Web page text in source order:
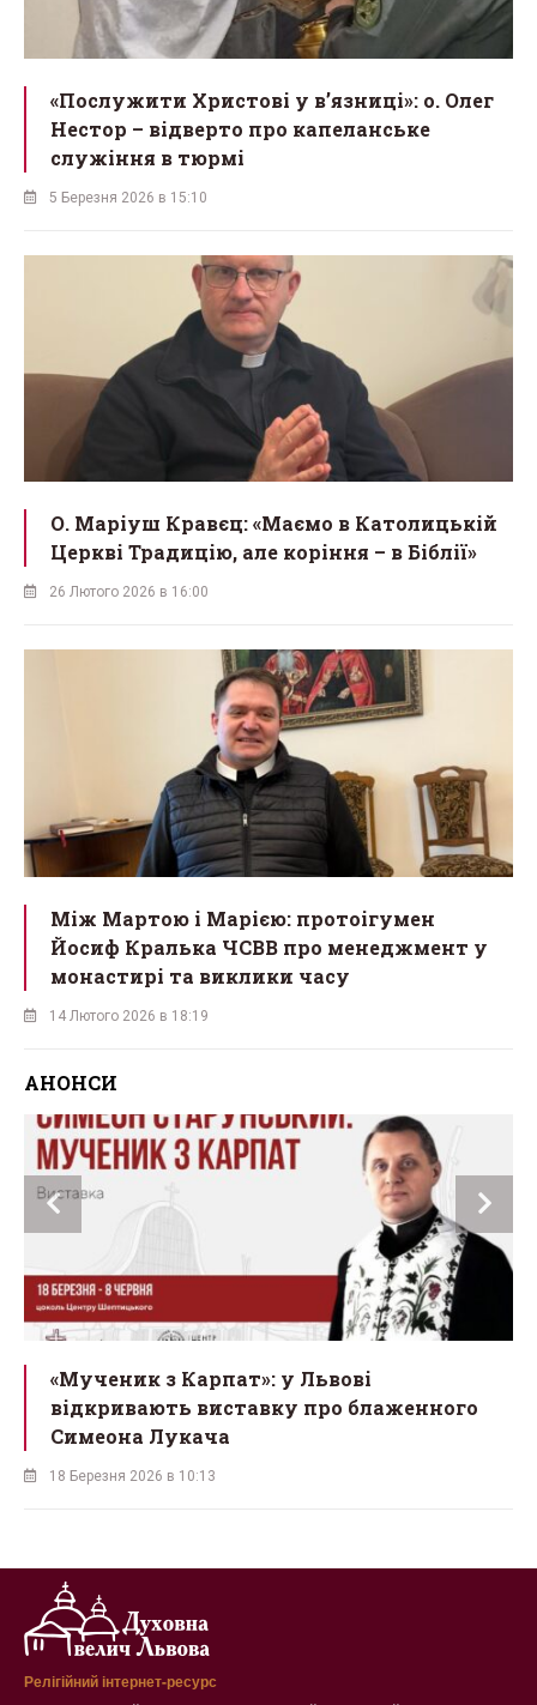
«Послужити Христові у вʼязниці»: о. Олег
Нестор – відверто про капеланське
служіння в тюрмі
5 Березня 2026 в 15:10
О. Маріуш Кравєц: «Маємо в Католицькій
Церкві Традицію, але коріння – в Біблії»
26 Лютого 2026 в 16:00
Між Мартою і Марією: протоігумен
Йосиф Кралька ЧСВВ про менеджмент у
монастирі та виклики часу
14 Лютого 2026 в 18:19
АНОНСИ
«Мученик з Карпат»: у Львові
відкривають виставку про блаженного
Симеона Лукача
18 Березня 2026 в 10:13
Релігійний інтернет-ресурс